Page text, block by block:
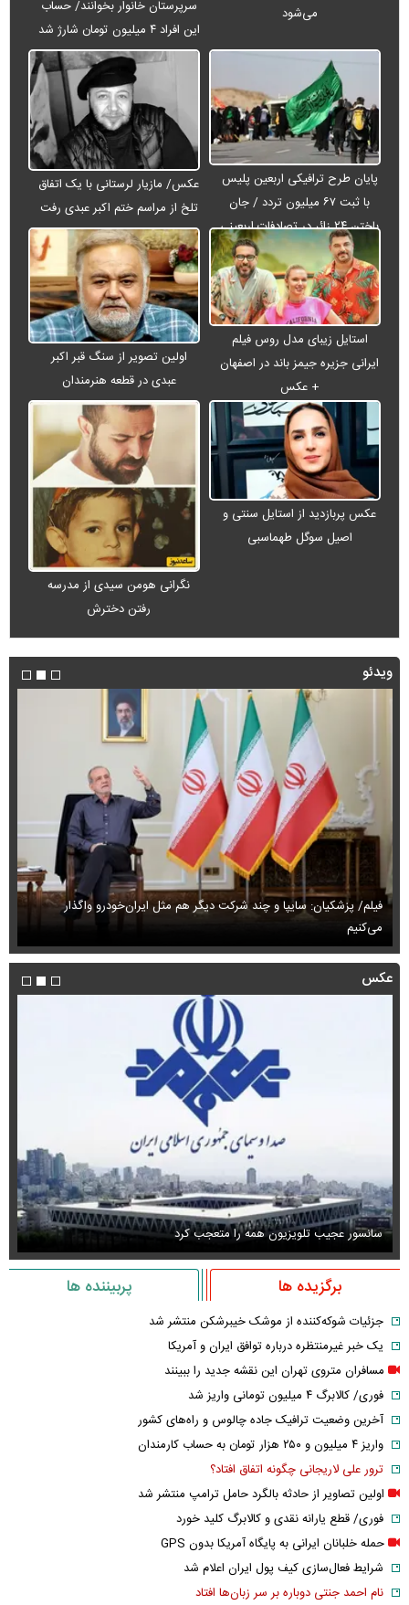
می‌شود
سرپرستان خانوار بخوانند/ حساب
این افراد ۴ میلیون تومان شارژ شد
پایان طرح ترافیکی اربعین پلیس
با ثبت ۶۷ میلیون تردد / جان
باختن ۲۴ زائر در تصادفات اربعینی
عکس/ مازیار لرستانی با یک اتفاق
تلخ از مراسم ختم اکبر عبدی رفت
استایل زیبای مدل روس فیلم
ایرانی جزیره جیمز باند در اصفهان
+ عکس
اولین تصویر از سنگ قبر اکبر
عبدی در قطعه هنرمندان
عکس پربازدید از استایل سنتی و
اصیل سوگل طهماسبی
نگرانی هومن سیدی از مدرسه
رفتن دخترش
ویدئو
فیلم/ پزشکیان: سایپا و چند شرکت دیگر هم مثل ایران‌خودرو واگذار
می‌کنیم
عکس
سانسور عجیب تلویزیون همه را متعجب کرد
برگزیده ها پربیننده ها
جزئیات شوکه‌کننده از موشک خیبرشکن منتشر شد
یک خبر غیرمنتظره درباره توافق ایران و آمریکا
مسافران متروی تهران این نقشه جدید را ببینند
فوری/ کالابرگ ۴ میلیون تومانی واریز شد
آخرین وضعیت ترافیک جاده چالوس و راه‌های کشور
واریز ۴ میلیون و ۲۵۰ هزار تومان به حساب کارمندان
ترور علی لاریجانی چگونه اتفاق افتاد؟
اولین تصاویر از حادثه بالگرد حامل ترامپ منتشر شد
فوری/ قطع یارانه نقدی و کالابرگ کلید خورد
حمله خلبانان ایرانی به پایگاه آمریکا بدون GPS
شرایط فعال‌سازی کیف پول ایران اعلام شد
نام احمد جنتی دوباره بر سر زبان‌ها افتاد